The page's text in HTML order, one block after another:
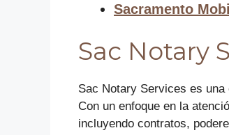
Sacramento
Sac Notary
Sac Notary Services es
Con un enfoque en la
incluyendo contratos,